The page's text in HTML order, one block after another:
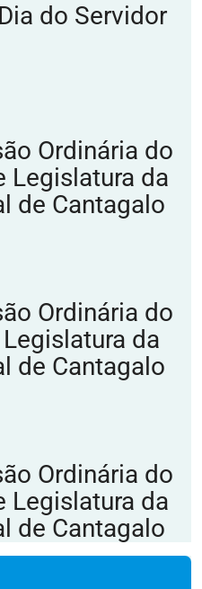
do Servidor
Ordinária do
Legislatura da
de Cantagalo
Ordinária do
da
de Cantagalo
Ordinária do
Legislatura da
de Cantagalo